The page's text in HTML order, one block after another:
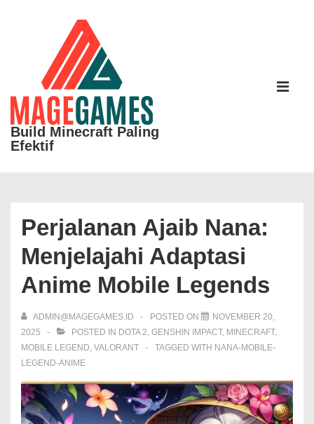
Build Minecraft Paling
Efektif
Main
Perjalanan Ajaib Nana:
Menjelajahi Adaptasi
Anime Mobile Legends
ADMIN@MAGEGAMES.ID POSTED ON
NOVEMBER 20,
2025
POSTED IN DOTA 2, GENSHIN IMPACT, MINECRAFT,
MOBILE LEGEND, VALORANT TAGGED WITH NANA-MOBILE-
LEGEND-ANIME